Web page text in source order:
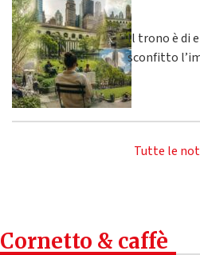
Il trono è di
sconfitto
Tutte le
Cornetto & caffè